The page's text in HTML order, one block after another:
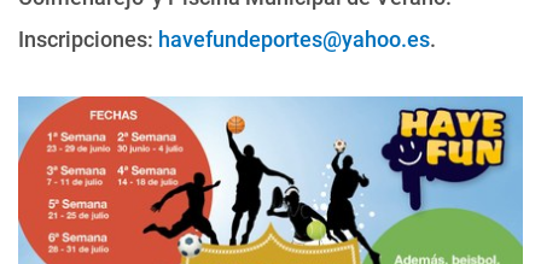
Inscripciones: havefundeportes@yahoo.es.